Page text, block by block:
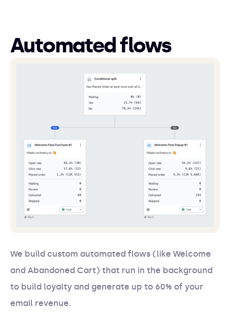
Automated flows
We build custom automated flows (like Welcome
and Abandoned Cart) that run in the background
to build loyalty and generate up to 60% of your
email revenue.